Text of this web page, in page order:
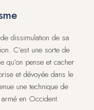
dissimulation de sa
C’est une sorte de
qu’on pense et cacher
et dévoyée dans le
une technique de
en Occident.